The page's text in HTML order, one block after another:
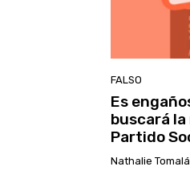
FALSO
Es
buscará
Partido
Nathalie